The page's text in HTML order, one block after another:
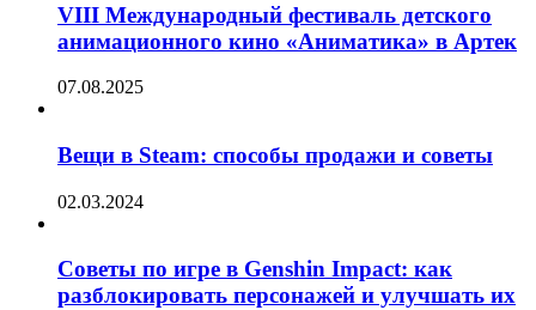
VIII Международный фестиваль детского
анимационного кино «Аниматика» в Артек
07.08.2025
Вещи в Steam: способы продажи и советы
02.03.2024
Советы по игре в Genshin Impact: как
разблокировать персонажей и улучшать их